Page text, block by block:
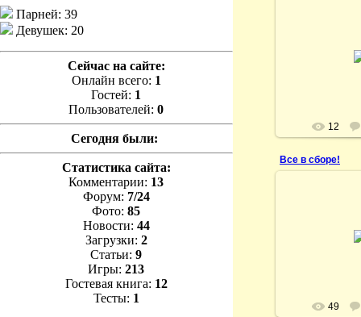
Парней: 39
Девушек: 20
Сейчас на сайте:
Онлайн всего: 1
Гостей: 1
Пользователей:0
Сегодня были:
Статистика сайта:
Комментарии: 13
Форум: 7/24
Фото:85
Новости: 44
Загрузки: 2
Статьи:9
Игры:213
Гостевая книга: 12
Тесты: 1
Алексей
12
Все в сборе!
49